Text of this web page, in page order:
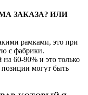
ЗАКАЗА? ИЛИ
рамками, это при
с фабрики.
60-90% и это только
могут быть